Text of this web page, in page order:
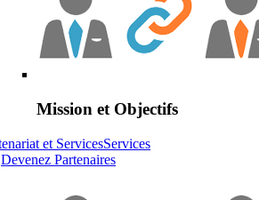
Mission et Objectifs
Services
Devenez Partenaires